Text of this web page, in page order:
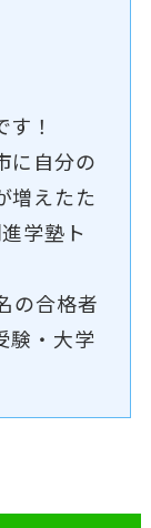
！
に自分の
増えたた
学塾ト
の合格者
験・大学